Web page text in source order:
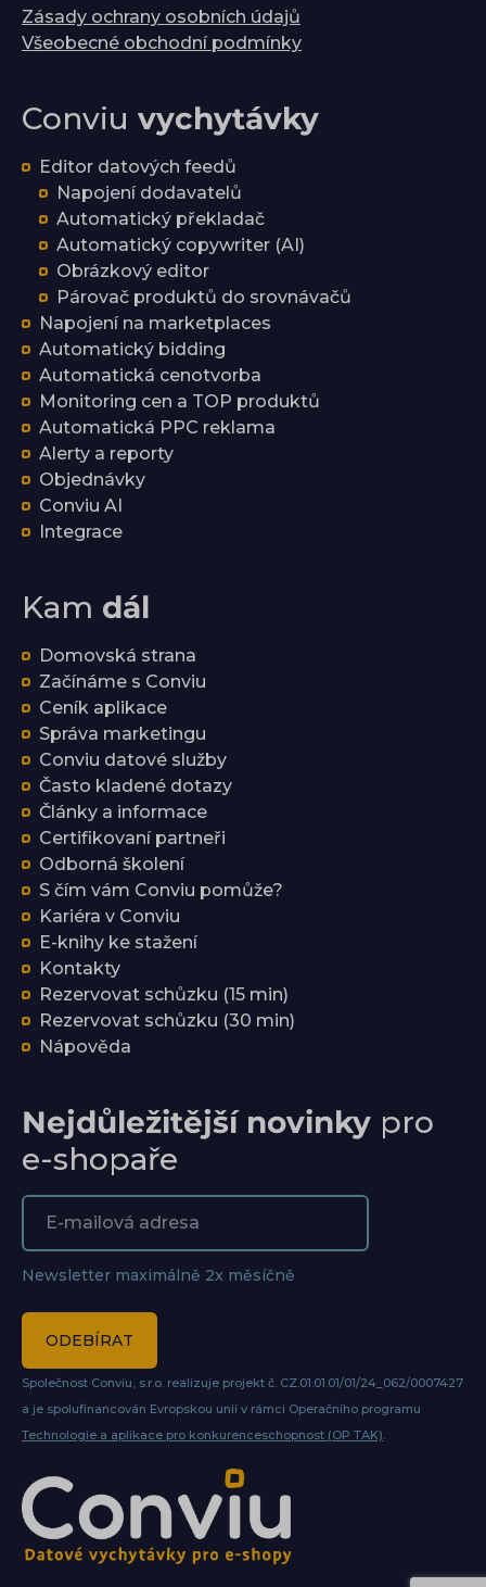
Zásady ochrany osobních údajů
Všeobecné obchodní podmínky
Conviu vychytávky
Editor datových feedů
Napojení dodavatelů
Automatický překladač
Automatický copywriter (AI)
Obrázkový editor
Párovač produktů do srovnávačů
Napojení na marketplaces
Automatický bidding
Automatická cenotvorba
Monitoring cen a TOP produktů
Automatická PPC reklama
Alerty a reporty
Objednávky
Conviu AI
Integrace
Kam dál
Domovská strana
Začínáme s Conviu
Ceník aplikace
Správa marketingu
Conviu datové služby
Často kladené dotazy
Články a informace
Certifikovaní partneři
Odborná školení
S čím vám Conviu pomůže?
Kariéra v Conviu
E-knihy ke stažení
Kontakty
Rezervovat schůzku (15 min)
Rezervovat schůzku (30 min)
Nápověda
Nejdůležitější novinky pro
e-shopaře
Newsletter maximálně 2x měsíčně
ODEBÍRAT
Společnost Conviu, s.r.o. realizuje projekt č. CZ.01.01.01/01/24_062/0007427
a je spolufinancován Evropskou unií v rámci Operačního programu
Technologie a aplikace pro konkurenceschopnost (OP TAK).